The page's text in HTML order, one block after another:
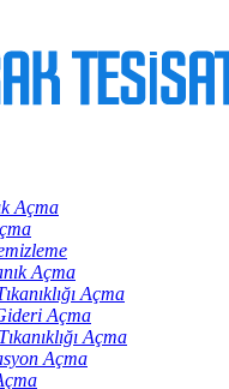
Açma
Açma
Açma
Açma
Açma
Açma